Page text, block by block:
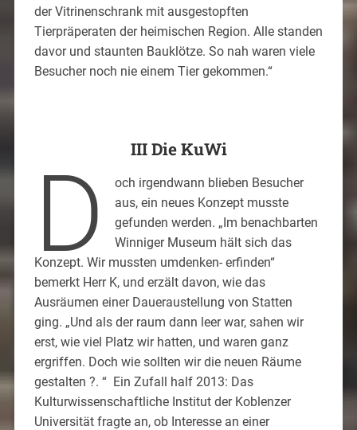
der Vitrinenschrank mit ausgestopften
Tierpräperaten der heimischen Region. Alle standen
davor und staunten Bauklötze. So nah waren viele
Besucher noch nie einem Tier gekommen.“
III Die KuWi
D
och irgendwann blieben Besucher
aus, ein neues Konzept musste
gefunden werden. „Im benachbarten
Winniger Museum hält sich das
Konzept. Wir mussten umdenken- erfinden“
bemerkt Herr K, und erzält davon, wie das
Ausräumen einer Daueraustellung von Statten
ging. „Und als der raum dann leer war, sahen wir
erst, wie viel Platz wir hatten, und waren ganz
ergriffen. Doch wie sollten wir die neuen Räume
gestalten ?. “ Ein Zufall half 2013: Das
Kulturwissenschaftliche Institut der Koblenzer
Universität fragte an, ob Interesse an einer